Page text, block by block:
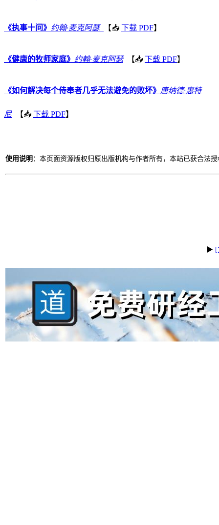
《执事十问》 约翰·麦克阿瑟 【📥 下载 PDF】
《健康的牧师家庭》 约翰·麦克阿瑟【📥 下载 PDF】
《如何解决每个侍奉者几乎无法避免的败坏》 唐纳德·惠特
尼【📥 下载 PDF】
使用说明 ：本页面资源版权归原出版机构与作者所有，本站已获合法
▶ [